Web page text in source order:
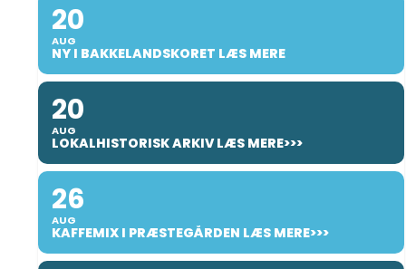
20
AUG
NY I BAKKELANDSKORET LÆS MERE
20
AUG
LOKALHISTORISK ARKIV LÆS MERE>>>
26
AUG
KAFFEMIX I PRÆSTEGÅRDEN LÆS MERE>>>